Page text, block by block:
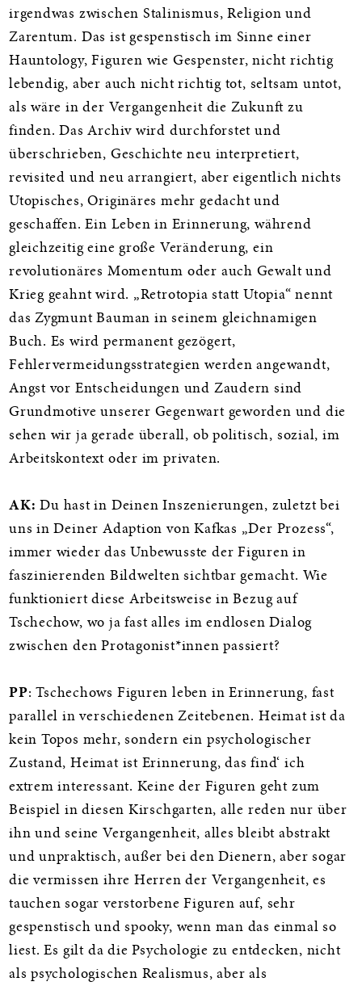
irgendwas zwischen Stalinismus, Religion und
Zarentum. Das ist gespenstisch im Sinne einer
Hauntology, Figuren wie Gespenster, nicht richtig
lebendig, aber auch nicht richtig tot, seltsam untot,
als wäre in der Vergangenheit die Zukunft zu
finden. Das Archiv wird durchforstet und
überschrieben, Geschichte neu interpretiert,
revisited und neu arrangiert, aber eigentlich nichts
Utopisches, Originäres mehr gedacht und
geschaffen. Ein Leben in Erinnerung, während
gleichzeitig eine große Veränderung, ein
revolutionäres Momentum oder auch Gewalt und
Krieg geahnt wird. „Retrotopia statt Utopia“ nennt
das Zygmunt Bauman in seinem gleichnamigen
Buch. Es wird permanent gezögert,
Fehlervermeidungsstrategien werden angewandt,
Angst vor Entscheidungen und Zaudern sind
Grundmotive unserer Gegenwart geworden und die
sehen wir ja gerade überall, ob politisch, sozial, im
Arbeitskontext oder im privaten.
AK: Du hast in Deinen Inszenierungen, zuletzt bei
uns in Deiner Adaption von Kafkas „Der Prozess“,
immer wieder das Unbewusste der Figuren in
faszinierenden Bildwelten sichtbar gemacht. Wie
funktioniert diese Arbeitsweise in Bezug auf
Tschechow, wo ja fast alles im endlosen Dialog
zwischen den Protagonist*innen passiert?
PP: Tschechows Figuren leben in Erinnerung, fast
parallel in verschiedenen Zeitebenen. Heimat ist da
kein Topos mehr, sondern ein psychologischer
Zustand, Heimat ist Erinnerung, das find‘ ich
extrem interessant. Keine der Figuren geht zum
Beispiel in diesen Kirschgarten, alle reden nur über
ihn und seine Vergangenheit, alles bleibt abstrakt
und unpraktisch, außer bei den Dienern, aber sogar
die vermissen ihre Herren der Vergangenheit, es
tauchen sogar verstorbene Figuren auf, sehr
gespenstisch und spooky, wenn man das einmal so
liest. Es gilt da die Psychologie zu entdecken, nicht
als psychologischen Realismus, aber als